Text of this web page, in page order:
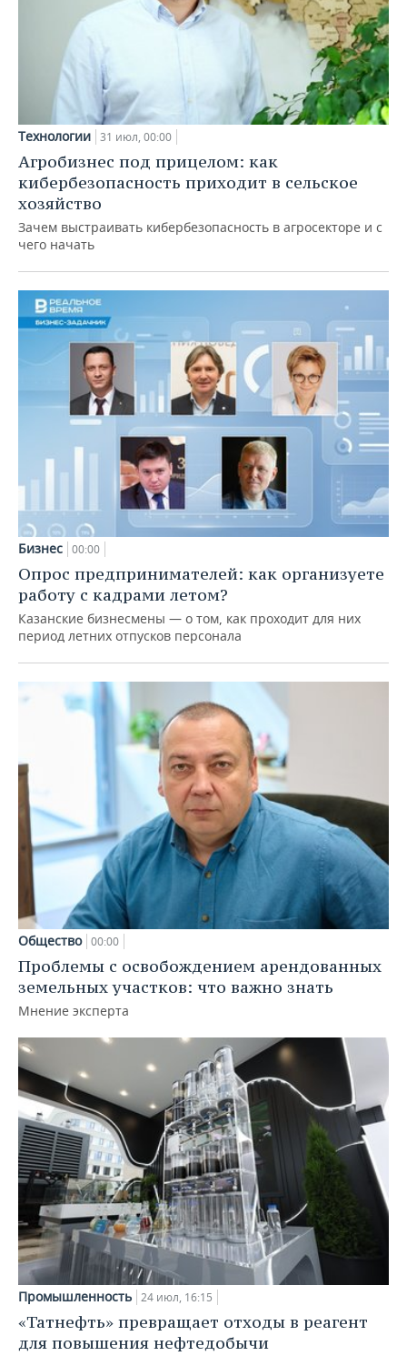
Технологии 31 июл, 00:00
Агробизнес под прицелом: как
кибербезопасность приходит в сельское
хозяйство
Зачем выстраивать кибербезопасность в агросекторе и с
чего начать
Бизнес 00:00
Опрос предпринимателей: как организуете
работу с кадрами летом?
Казанские бизнесмены — о том, как проходит для них
период летних отпусков персонала
Общество 00:00
Проблемы с освобождением арендованных
земельных участков: что важно знать
Мнение эксперта
Промышленность 24 июл, 16:15
«Татнефть» превращает отходы в реагент
для повышения нефтедобычи